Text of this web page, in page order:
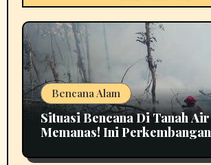
Bencana Alam
Situasi Bencana Di Tanah Air
Memanas! Ini Perkembangan